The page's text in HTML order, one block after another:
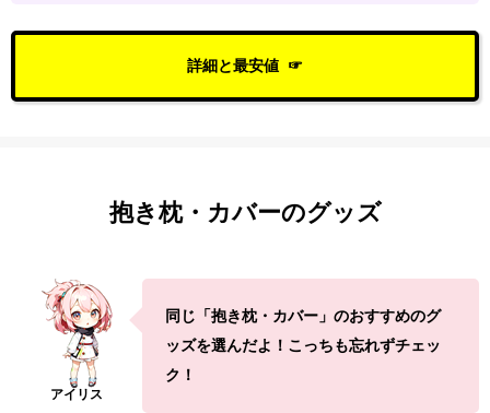
詳細と最安値
抱き枕・カバーのグッズ
同じ「抱き枕・カバー」のおすすめのグ
ッズを選んだよ！こっちも忘れずチェッ
ク！